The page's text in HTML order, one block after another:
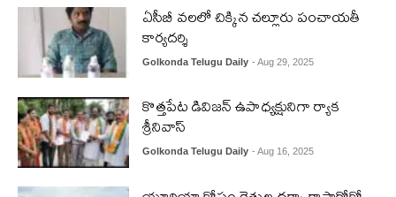
ఏసీబీ వలలో చిక్కిన చల్లూరు పంచాయతీ
కార్యదర్శి
Golkonda Telugu Daily - Aug 29, 2025
కొత్తపేట డివిజన్ ఉపాధ్యక్షునిగా ర్యాక
శ్రీనివాస్
Golkonda Telugu Daily - Aug 16, 2025